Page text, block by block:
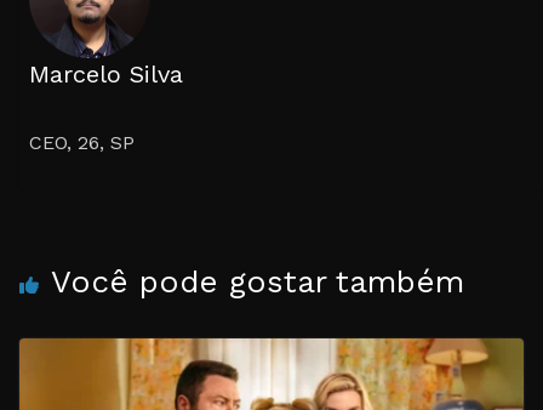
Marcelo Silva
CEO, 26, SP
Você pode gostar também